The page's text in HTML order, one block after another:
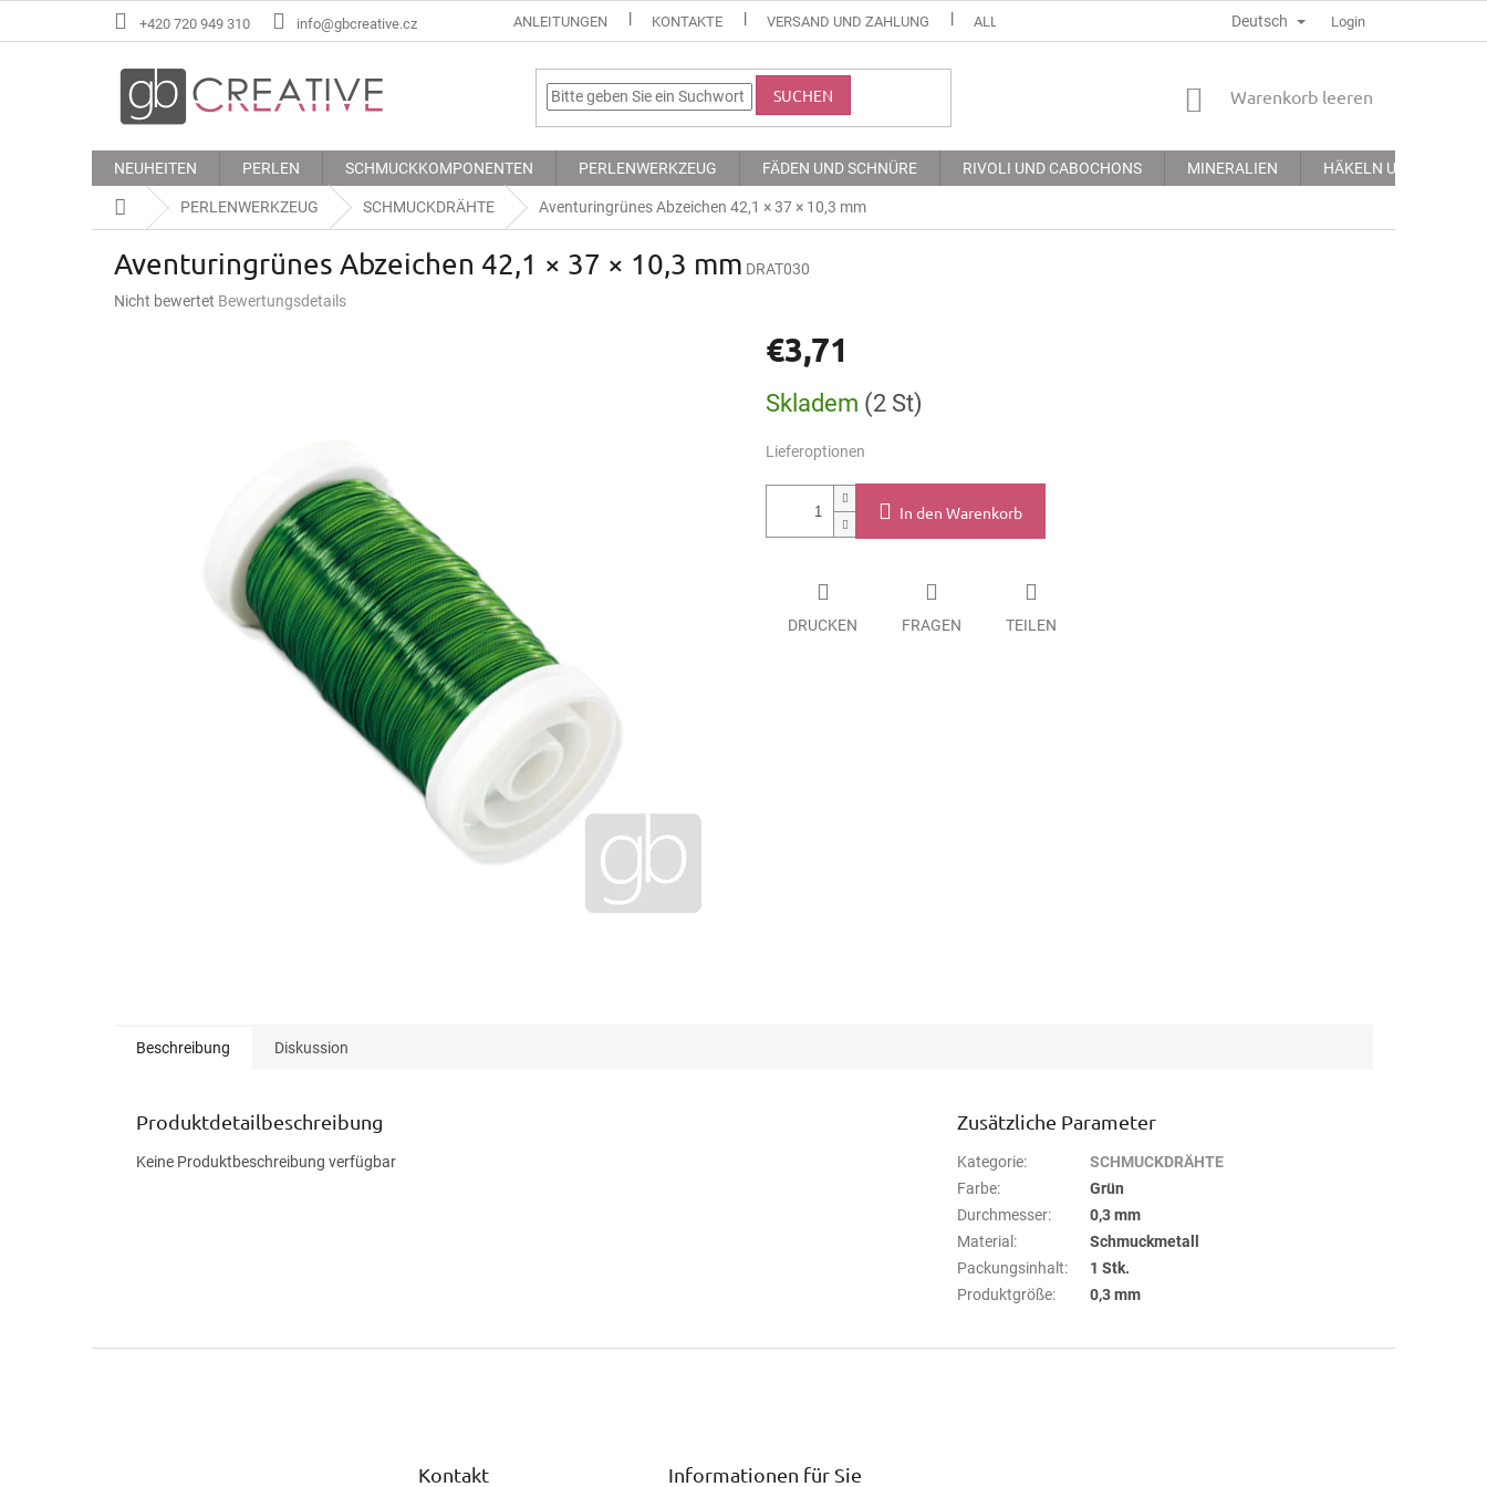
+420 720 949 310 info@gbcreative.cz ANLEITUNGEN KONTAKTE VERSAND UND ZAHLUNG ALLGEMEINE GECHÄFTSBEDINGUNGEN DATENSCHUTZERKLÄRUNG
Deutsch Login
SUCHEN WARENKORB
Warenkorb leeren
NEUHEITEN PERLEN SCHMUCKKOMPONENTEN PERLENWERKZEUG FÄDEN UND SCHNÜRE RIVOLI UND CABOCHONS MINERALIEN HÄKELN UND STICKEN
StartseitePERLENWERKZEUG SCHMUCKDRÄHTE Aventuringrünes Abzeichen 42,1 × 37 × 10,3 mm
Aventuringrünes Abzeichen 42,1 × 37 × 10,3 mm DRAT030
Die
Nicht bewertet Bewertungsdetails
€3,71
Skladem (2 St)
Lieferoptionen
In den Warenkorb
DRUCKEN FRAGEN TEILEN
Beschreibung Diskussion
Produktdetailbeschreibung
Keine Produktbeschreibung verfügbar
Zusätzliche Parameter
Kategorie:
SCHMUCKDRÄHTE
Farbe:
Grün
Durchmesser:
0,3 mm
Material :
Schmuckmetall
Packungsinhalt:
1 Stk.
Produktgröße: 0,3 mm
Kontakt Informationen für Sie